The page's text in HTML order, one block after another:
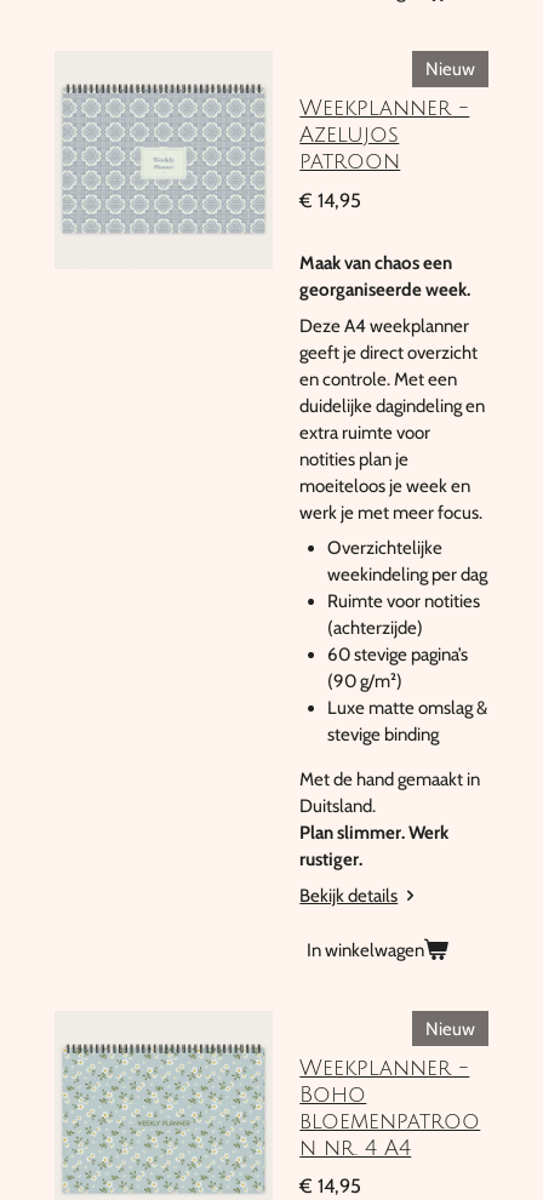
Nieuw
Weekplanner -
Azelujos
patroon
€ 14,95
Maak van chaos een
georganiseerde week.
Deze A4 weekplanner
geeft je direct overzicht
en controle. Met een
duidelijke dagindeling en
extra ruimte voor
notities plan je
moeiteloos je week en
werk je met meer focus.
Overzichtelijke
weekindeling per dag
Ruimte voor notities
(achterzijde)
60 stevige pagina’s
(90 g/m²)
Luxe matte omslag &
stevige binding
Met de hand gemaakt in
Duitsland.
Plan slimmer. Werk
rustiger.
Bekijk details
In winkelwagen
Nieuw
Weekplanner -
Boho
bloemenpatroo
n nr. 4 A4
€ 14,95